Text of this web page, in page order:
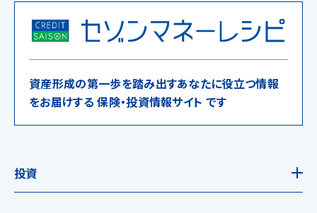
資産形成の第一歩を踏み出すあなたに役立つ情報
をお届けする 保険・投資情報サイト です
投資